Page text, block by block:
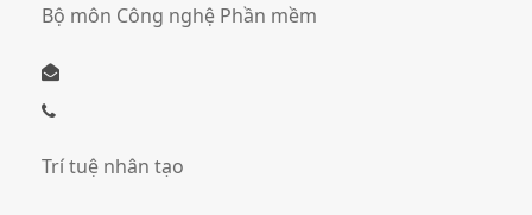
Bộ môn Công nghệ Phần mềm
Trí tuệ nhân tạo